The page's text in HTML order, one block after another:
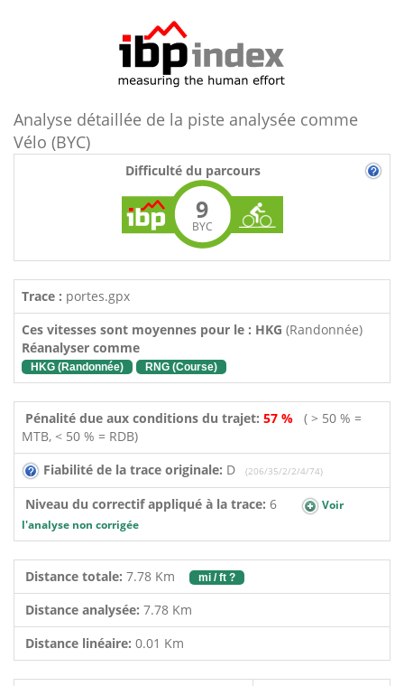
Analyse détaillée de la piste analysée comme
Vélo (BYC)
Difficulté du parcours
9
BYC
Trace : portes.gpx
Ces vitesses sont moyennes pour le : HKG (Randonnée)
Réanalyser comme
HKG (Randonnée) RNG (Course)
Pénalité due aux conditions du trajet: 57 % ( > 50 % =
MTB, < 50 % = RDB)
Fiabilité de la trace originale: D (206/35/2/2/4/74)
Niveau du correctif appliqué à la trace: 6
Voir
l'analyse non corrigée
Distance totale: 7.78 Km mi / ft ?
Distance analysée: 7.78 Km
Distance linéaire: 0.01 Km